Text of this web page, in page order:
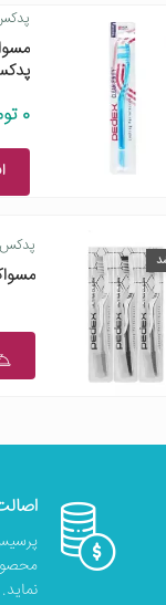
0 تومان
پدکس
نماید.